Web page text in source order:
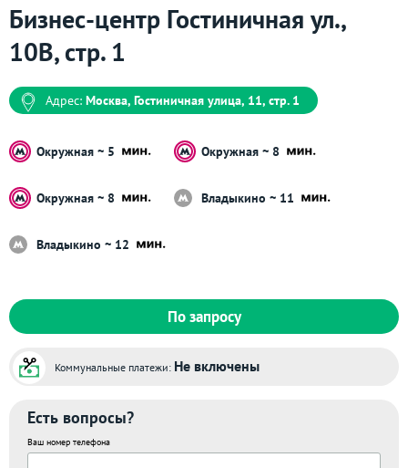
Бизнес-центр Гостиничная ул.,
10В, стр. 1
Адрес: Москва, Гостиничная улица, 11, стр. 1
Окружная ~ 5 Окружная ~ 8
Окружная ~ 8 Владыкино ~ 11
Владыкино ~ 12
По запросу
Коммунальные платежи: Не включены
Есть вопросы?
Ваш номер телефона